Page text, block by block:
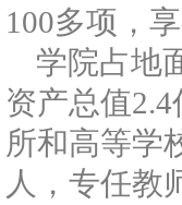
100多项，
学院占地
资产总值
所和高等学
人，专任教